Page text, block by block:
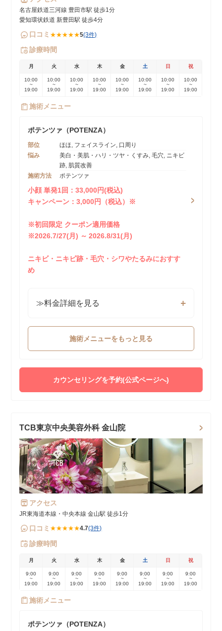
名古屋鉄道三河線 豊田市駅 徒歩1分
愛知環状鉄道 新豊田駅 徒歩4分
口コミ ★★★★★5(3件)
診療時間
月 火 水 木 金 土 日 祝
10:00
~
19:00
10:00
~
19:00
10:00
~
19:00
10:00
~
19:00
10:00
~
19:00
10:00
~
19:00
10:00
~
19:00
10:00
~
19:00
施術メニュー
ポテンツァ（POTENZA）
部位
ほほ, フェイスライン, 口周り
悩み
美白・美肌・ハリ・ツヤ・くすみ, 毛穴, ニキビ
跡, 肌質改善
施術方法
ポテンツァ
小顔 単発1回：33,000円(税込)
キャンペーン：3,000円（税込）※
※初回限定 クーポン適用価格
※2026.7/27(月) ～ 2026.8/31(月)
ニキビ・ニキビ跡・毛穴・シワやたるみにおすす
め
≫料金詳細を見る
施術メニューをもっと見る
カウンセリングを予約(公式ページへ)
TCB東京中央美容外科 金山院
アクセス
JR東海道本線・中央本線 金山駅 徒歩1分
口コミ ★★★★★4.7(3件)
診療時間
月 火 水 木 金 土 日 祝
9:00
~
19:00
9:00
~
19:00
9:00
~
19:00
9:00
~
19:00
9:00
~
19:00
9:00
~
19:00
9:00
~
19:00
9:00
~
19:00
施術メニュー
ポテンツァ（POTENZA）